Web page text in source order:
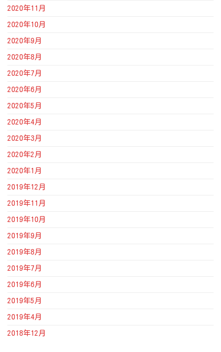
2020年11月
2020年10月
2020年9月
2020年8月
2020年7月
2020年6月
2020年5月
2020年4月
2020年3月
2020年2月
2020年1月
2019年12月
2019年11月
2019年10月
2019年9月
2019年8月
2019年7月
2019年6月
2019年5月
2019年4月
2018年12月